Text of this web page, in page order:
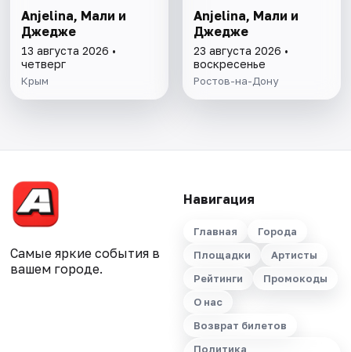
Anjelina, Мали и
Джедже
13 августа 2026 •
четверг
Крым
Anjelina, Мали и
Джедже
23 августа 2026 •
воскресенье
Ростов-на-Дону
Самые яркие события в
вашем городе.
Навигация
Главная
Города
Площадки
Артисты
Рейтинги
Промокоды
О нас
Возврат билетов
Политика